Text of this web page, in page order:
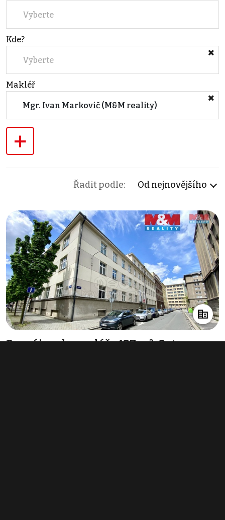
Vyberte
Kde?
Vyberte
Makléř
Mgr. Ivan Markovič (M&M reality)
+
Řadit podle: Od nejnovějšího
Pronájem kanceláře 127 m², Ostrava -